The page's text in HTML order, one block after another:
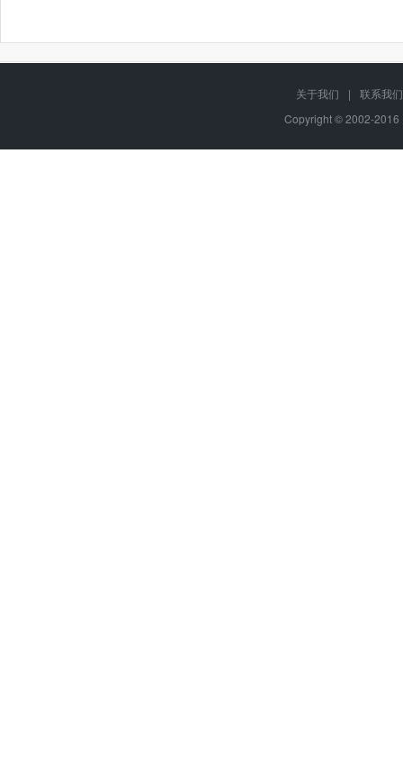
关于我们 |
联系我们
Copyright © 2002-